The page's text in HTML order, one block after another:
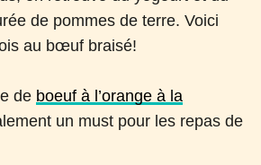
de pommes de terre. Voici
au bœuf braisé!
de boeuf à l’orange à la
un must pour les repas de